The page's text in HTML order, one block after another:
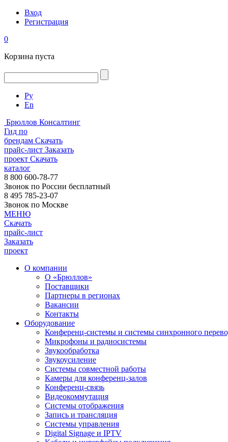
Вход
Регистрация
0
Корзина пуста
Ру
En
Брюллов Консалтинг
Гид по
брендам Скачать
прайс-лист Заказать
проект Скачать
каталог
8 800 600-78-77
Звонок по России бесплатный
8 495 785-23-07
Звонок по Москве
МЕНЮ
Скачать
прайс-лист
Заказать
проект
О компании
О «Брюллов»
Поставщики
Партнеры в регионах
Вакансии
Контакты
Оборудование
Конференц-системы и системы синхронного
Микрофоны и радиосистемы
Звукообработка
Звукоусиление
Системы совместной работы
Камеры для конференц-залов
Конференц-связь
Видеокоммутация
Системы отображения
Запись и трансляция
Системы управления
Digital Signage и IPTV